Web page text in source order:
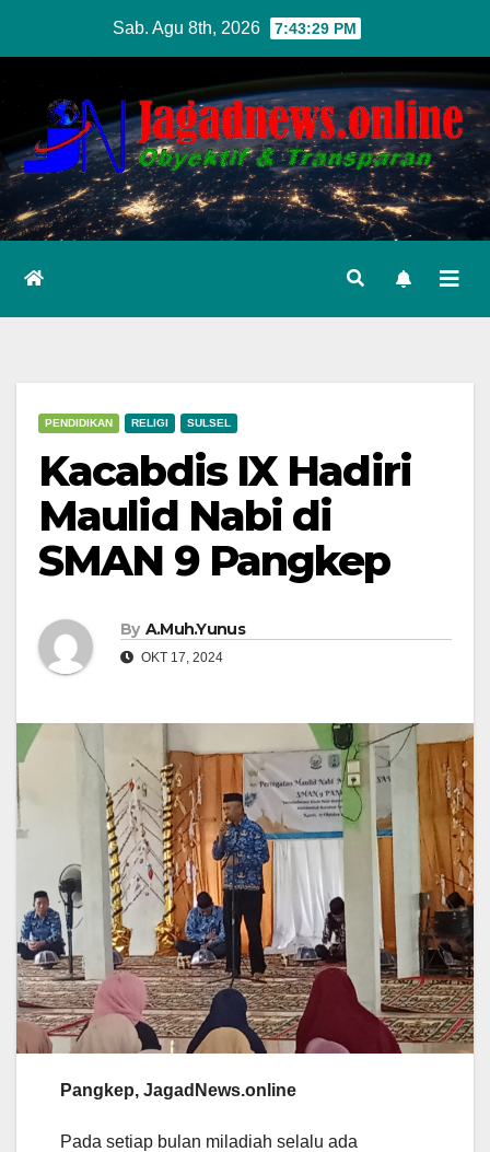
content
Sab. Agu 8th, 2026 7:43:31 PM
PENDIDIKAN RELIGI SULSEL
Kacabdis IX Hadiri
Maulid Nabi di
SMAN 9 Pangkep
By A.Muh.Yunus
OKT 17, 2024
Pangkep, JagadNews.online
Pada setiap bulan miladiah selalu ada